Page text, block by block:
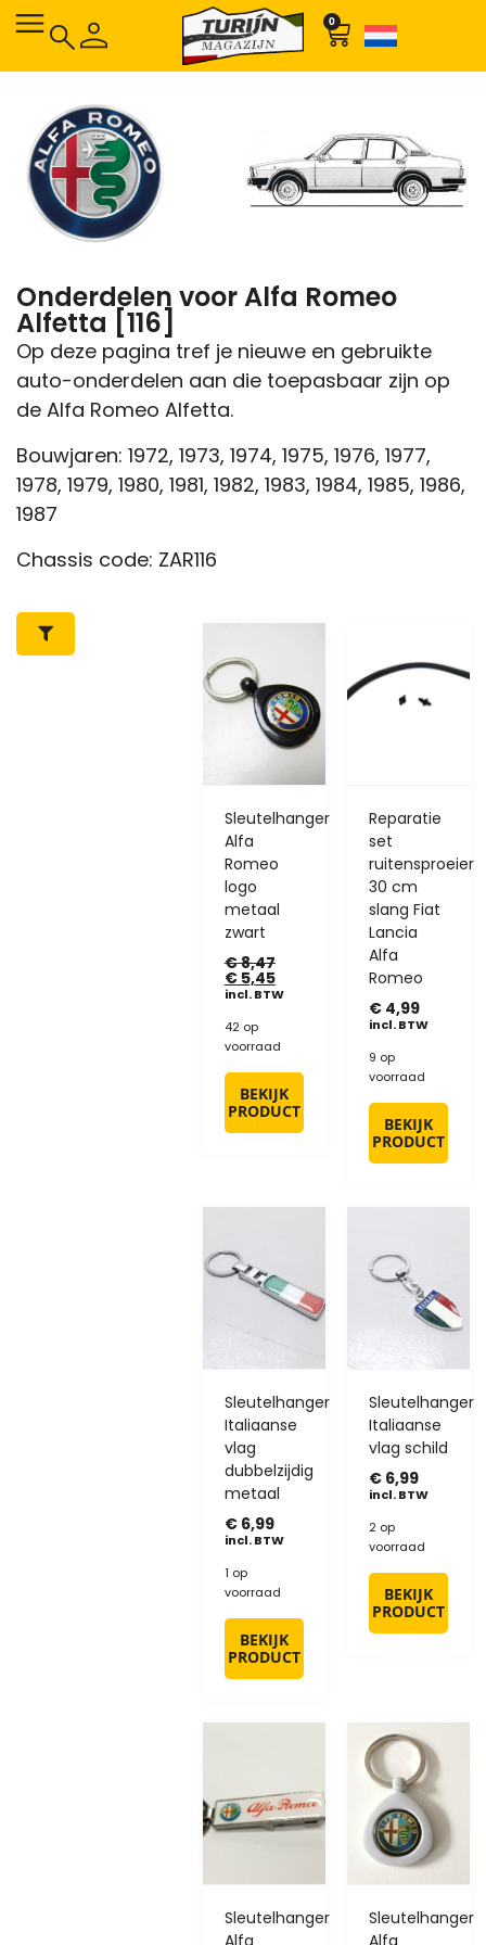
0
Onderdelen voor Alfa Romeo
Alfetta [116]
Op deze pagina tref je nieuwe en gebruikte
auto-onderdelen aan die toepasbaar zijn op
de Alfa Romeo Alfetta.
Bouwjaren: 1972, 1973, 1974, 1975, 1976, 1977,
1978, 1979, 1980, 1981, 1982, 1983, 1984, 1985, 1986,
1987
Chassis code: ZAR116
Sleutelhanger
Alfa
Romeo
logo
metaal
zwart
€8,47
€5,45
incl. BTW
42 op
voorraad
BEKIJK
PRODUCT
Reparatie
set
ruitensproeier
30 cm
slang Fiat
Lancia
Alfa
Romeo
€4,99
incl. BTW
9 op
voorraad
BEKIJK
PRODUCT
Sleutelhanger
Italiaanse
vlag
dubbelzijdig
metaal
€6,99
incl. BTW
1 op
voorraad
BEKIJK
PRODUCT
Sleutelhanger
Italiaanse
vlag schild
€6,99
incl. BTW
2 op
voorraad
BEKIJK
PRODUCT
Sleutelhanger
Sleutelhanger